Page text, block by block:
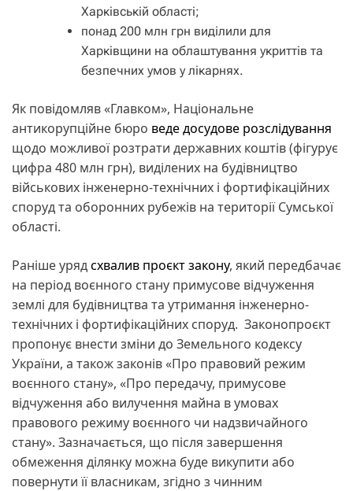
Харківській області;
понад 200 млн грн виділили для
Харківщини на облаштування укриттів та
безпечних умов у лікарнях.
Як повідомляв «Главком», Національне
антикорупційне бюро веде досудове розслідування
щодо можливої розтрати державних коштів (фігурує
цифра 480 млн грн), виділених на будівництво
військових інженерно-технічних і фортифікаційних
споруд та оборонних рубежів на території Сумської
області.
Раніше урядсхвалив проєкт закону, який передбачає
на період воєнного стану примусове відчуження
землі для будівництва та утримання інженерно-
технічних і фортифікаційних споруд. Законопроєкт
пропонує внести зміни до Земельного кодексу
України, а також законів «Про правовий режим
воєнного стану», «Про передачу, примусове
відчуження або вилучення майна в умовах
правового режиму воєнного чи надзвичайного
стану». Зазначається, що після завершення
обмеження ділянку можна буде викупити або
повернути її власникам, згідно з чинним